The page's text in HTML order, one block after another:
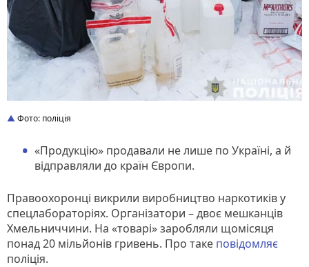
Фото: поліція
«Продукцію» продавали не лише по Україні, а й
відправляли до країн Європи.
Правоохоронці викрили виробництво наркотиків у
спецлабораторіях. Організатори – двоє мешканців
Хмельниччини. На «товарі» заробляли щомісяця
понад 20 мільйонів гривень. Про таке повідомляє
поліція.